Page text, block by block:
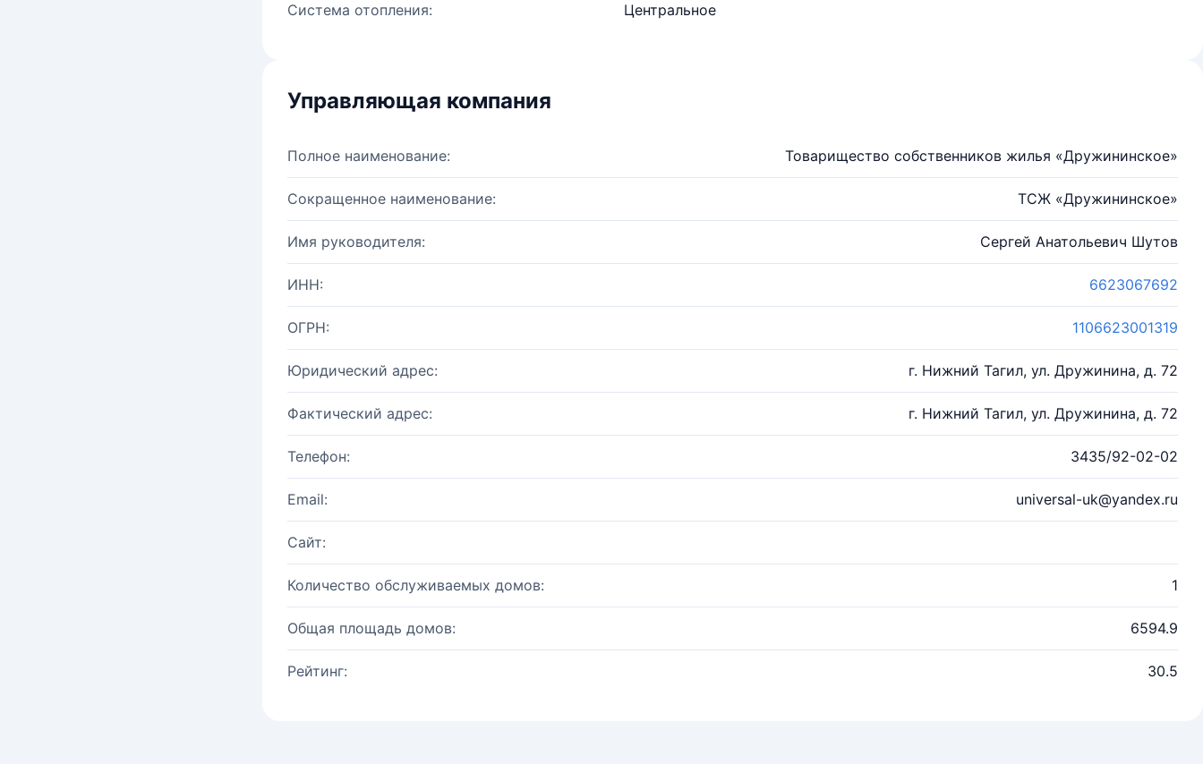
Система отопления: Центральное
Управляющая компания
Полное наименование: Товарищество собственников жилья «Дружининское»
Сокращенное наименование: ТСЖ «Дружининское»
Имя руководителя: Сергей Анатольевич Шутов
ИНН: 6623067692
ОГРН: 1106623001319
Юридический адрес: г. Нижний Тагил, ул. Дружинина, д. 72
Фактический адрес: г. Нижний Тагил, ул. Дружинина, д. 72
Телефон: 3435/92-02-02
Email: universal-uk@yandex.ru
Сайт:
Количество обслуживаемых домов: 1
Общая площадь домов: 6594.9
Рейтинг: 30.5